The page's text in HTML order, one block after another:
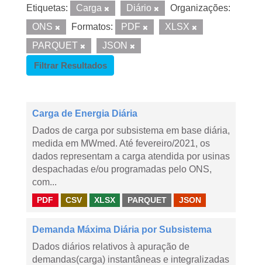
Etiquetas: Carga Diário
Organizações:
ONS
Formatos: PDF
XLSX
PARQUET
JSON
Filtrar Resultados
Carga de Energia Diária
Dados de carga por subsistema em base diária,
medida em MWmed. Até fevereiro/2021, os
dados representam a carga atendida por usinas
despachadas e/ou programadas pelo ONS,
com...
PDF CSV XLSX PARQUET JSON
Demanda Máxima Diária por Subsistema
Dados diários relativos à apuração de
demandas(carga) instantâneas e integralizadas